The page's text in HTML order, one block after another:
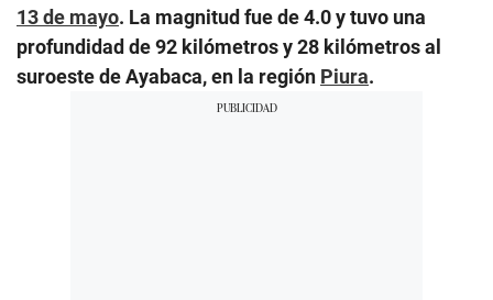
13 de mayo. La magnitud fue de 4.0 y tuvo una
profundidad de 92 kilómetros y 28 kilómetros al
suroeste de Ayabaca, en la región Piura.